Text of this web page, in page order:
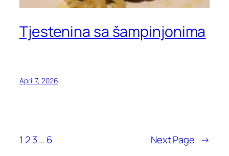
Tjestenina sa šampinjonima
April 7, 2026
1 2 3… 6 Next Page →